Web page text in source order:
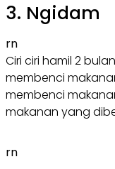
3. Ngidam
rn
Ciri ciri hamil 2
membenci
membenci
makanan yang
rn